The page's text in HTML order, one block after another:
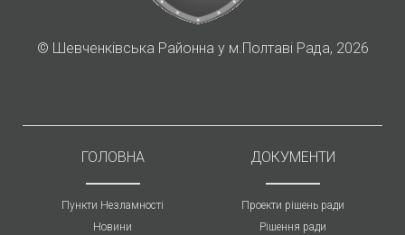
© Шевченківська Районна у м.Полтаві Рада, 2026
ГОЛОВНА
Пункти Незламності
Новини
ДОКУМЕНТИ
Проекти рішень ради
Рішення ради